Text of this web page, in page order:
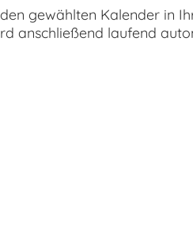
gewählten Kalender in
anschließend laufend